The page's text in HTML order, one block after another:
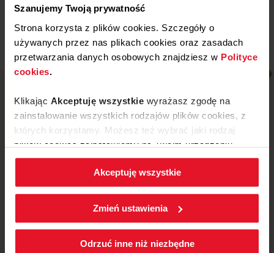
Szanujemy Twoją prywatność
Strona korzysta z plików cookies. Szczegóły o
używanych przez nas plikach cookies oraz zasadach
przetwarzania danych osobowych znajdziesz w Polityce
cookies.
Klikając Akceptuję wszystkie wyrażasz zgodę na
zainstalowanie wszystkich rodzajów plików cookies, z
których korzystamy. Możesz też wybrać jaki rodzaj
plików cookies zainstalujemy na Twoim urządzeniu,
klikającZmień ustawienia.
W każdej chwili możesz zmienić wybrane przez Ciebie
ustawienia plików cookies wchodząc w zakładkę
Akceptuję wszystkie
Zmień ustawienia
Odrzuć inne niż niezbędne
ul. Mickiewicza 52, 64-510 Wronki